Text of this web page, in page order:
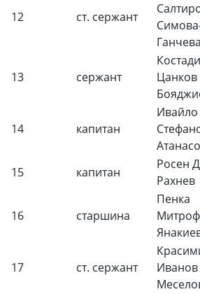
12 ст. сержант
Ганчева
13 сержант
Цанков
14 капитан
Ивайло
15
капитан
Росен
Рахнев
16 старшина
Пенка
17 ст. сержант
Иванов